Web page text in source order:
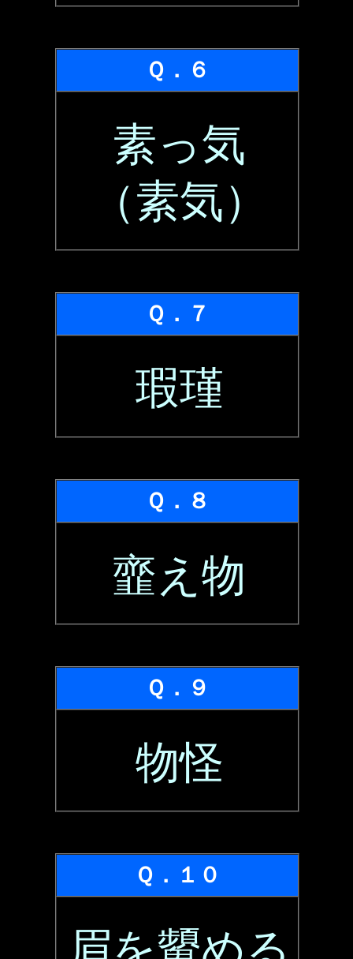
Ｑ．６
素っ気
（素気）
Ｑ．７
瑕瑾
Ｑ．８
韲え物
Ｑ．９
物怪
Ｑ．１０